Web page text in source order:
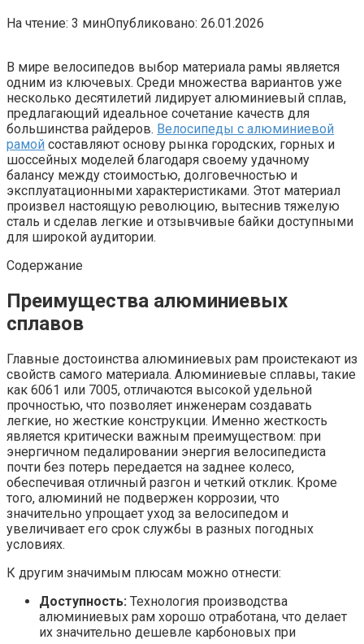
На чтение: 3 минОпубликовано: 26.01.2026
В мире велосипедов выбор материала рамы является
одним из ключевых. Среди множества вариантов уже
несколько десятилетий лидирует алюминиевый сплав,
предлагающий идеальное сочетание качеств для
большинства райдеров. Велосипеды с алюминиевой
рамой составляют основу рынка городских, горных и
шоссейных моделей благодаря своему удачному
балансу между стоимостью, долговечностью и
эксплуатационными характеристиками. Этот материал
произвел настоящую революцию, вытеснив тяжелую
сталь и сделав легкие и отзывчивые байки доступными
для широкой аудитории.
Содержание
Преимущества алюминиевых
сплавов
Главные достоинства алюминиевых рам проистекают из
свойств самого материала. Алюминиевые сплавы, такие
как 6061 или 7005, отличаются высокой удельной
прочностью, что позволяет инженерам создавать
легкие, но жесткие конструкции. Именно жесткость
является критически важным преимуществом: при
энергичном педалировании энергия велосипедиста
почти без потерь передается на заднее колесо,
обеспечивая отличный разгон и четкий отклик. Кроме
того, алюминий не подвержен коррозии, что
значительно упрощает уход за велосипедом и
увеличивает его срок службы в разных погодных
условиях.
К другим значимым плюсам можно отнести:
Доступность: Технология производства
алюминиевых рам хорошо отработана, что делает
их значительно дешевле карбоновых при